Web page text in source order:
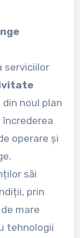
serviciilor
noul plan
încrederea
operare și
săi
prin
mare
tehnologii